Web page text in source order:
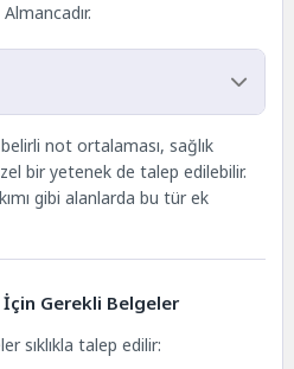
Başvuru Şartları ve Süreci
Başvurabilir?
İçin Gerekli Belgeler
Meslekleri ve İş Alanları
başvurusu
not ortalaması, sağlık
bir yetenek de talep edilebilir.
gibi alanlarda bu tür ek
Gerekli Belgeler
sıklıkla talep edilir: